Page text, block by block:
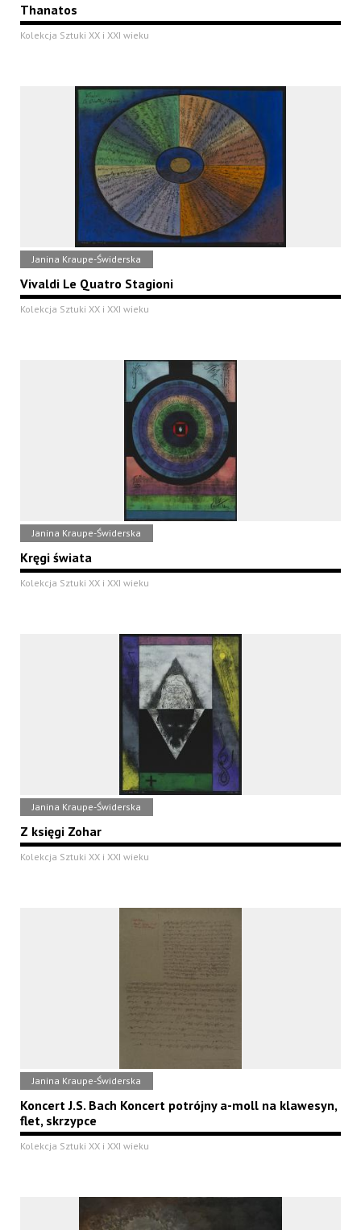
Thanatos
Kolekcja Sztuki XX i XXI wieku
Janina Kraupe-Świderska
Vivaldi Le Quatro Stagioni
Kolekcja Sztuki XX i XXI wieku
Janina Kraupe-Świderska
Kręgi świata
Kolekcja Sztuki XX i XXI wieku
Janina Kraupe-Świderska
Z księgi Zohar
Kolekcja Sztuki XX i XXI wieku
Janina Kraupe-Świderska
Koncert J.S. Bach Koncert potrójny a-moll na klawesyn,
flet, skrzypce
Kolekcja Sztuki XX i XXI wieku